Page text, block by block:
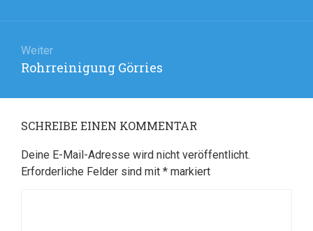
Weiter
Nächster
Rohrreinigung Görries
SCHREIBE EINEN KOMMENTAR
Deine E-Mail-Adresse wird nicht veröffentlicht.
Erforderliche Felder sind mit * markiert